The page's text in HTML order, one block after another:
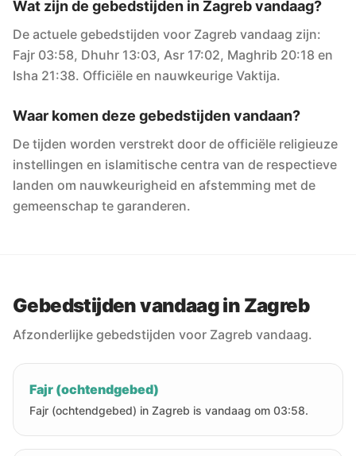
Wat zijn de gebedstijden in Zagreb vandaag?
De actuele gebedstijden voor Zagreb vandaag zijn:
Fajr 03:58, Dhuhr 13:03, Asr 17:02, Maghrib 20:18 en
Isha 21:38. Officiële en nauwkeurige Vaktija.
Waar komen deze gebedstijden vandaan?
De tijden worden verstrekt door de officiële religieuze
instellingen en islamitische centra van de respectieve
landen om nauwkeurigheid en afstemming met de
gemeenschap te garanderen.
Gebedstijden vandaag in Zagreb
Afzonderlijke gebedstijden voor Zagreb vandaag.
Fajr (ochtendgebed)
Fajr (ochtendgebed) in Zagreb is vandaag om 03:58.